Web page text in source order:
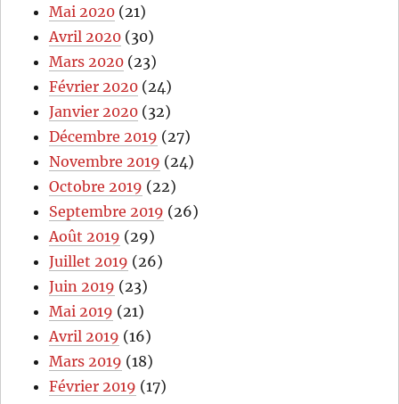
Mai 2020 (21)
Avril 2020 (30)
Mars 2020 (23)
Février 2020 (24)
Janvier 2020 (32)
Décembre 2019 (27)
Novembre 2019 (24)
Octobre 2019 (22)
Septembre 2019 (26)
Août 2019 (29)
Juillet 2019 (26)
Juin 2019 (23)
Mai 2019 (21)
Avril 2019 (16)
Mars 2019 (18)
Février 2019 (17)